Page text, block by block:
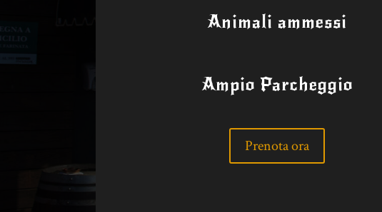
Animali ammessi
Ampio Parcheggio
Prenota ora